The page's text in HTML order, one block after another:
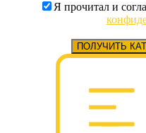
Я прочитал и
ПОЛУЧИТЬ